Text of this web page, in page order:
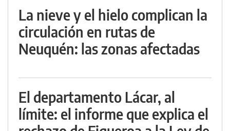
La nieve y el hielo complican la
circulación en rutas de
Neuquén: las zonas afectadas
El departamento Lácar, al
límite: el informe que explica el